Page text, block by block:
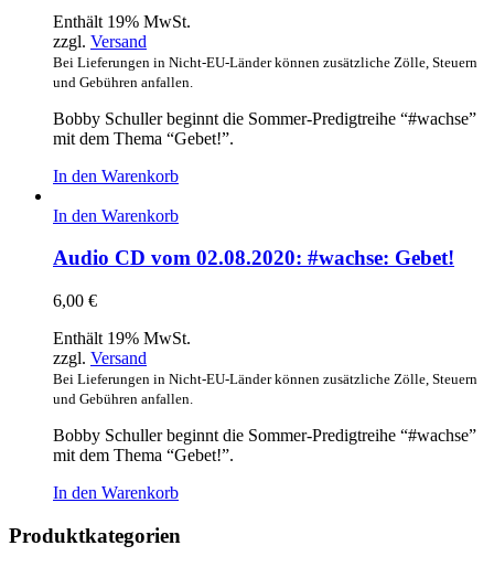
Enthält 19% MwSt.
zzgl. Versand
Bei Lieferungen in Nicht-EU-Länder können zusätzliche Zölle, Steuern
und Gebühren anfallen.
Bobby Schuller beginnt die Sommer-Predigtreihe “#wachse”
mit dem Thema “Gebet!”.
In den Warenkorb
In den Warenkorb
Audio CD vom 02.08.2020: #wachse: Gebet!
6,00 €
Enthält 19% MwSt.
zzgl. Versand
Bei Lieferungen in Nicht-EU-Länder können zusätzliche Zölle, Steuern
und Gebühren anfallen.
Bobby Schuller beginnt die Sommer-Predigtreihe “#wachse”
mit dem Thema “Gebet!”.
In den Warenkorb
Produktkategorien